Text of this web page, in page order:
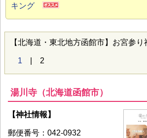
キング
【北海道・東北地方函館市】お宮参り
1 | 2
湯川寺（北海道函館市）
【神社情報】
郵便番号：042-0932